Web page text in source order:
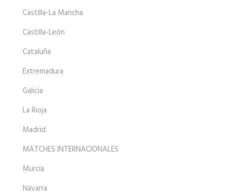
Castilla-La Mancha
Castilla-León
Cataluña
Extremadura
Galicia
La Rioja
Madrid
MATCHES INTERNACIONALES
Murcia
Navarra